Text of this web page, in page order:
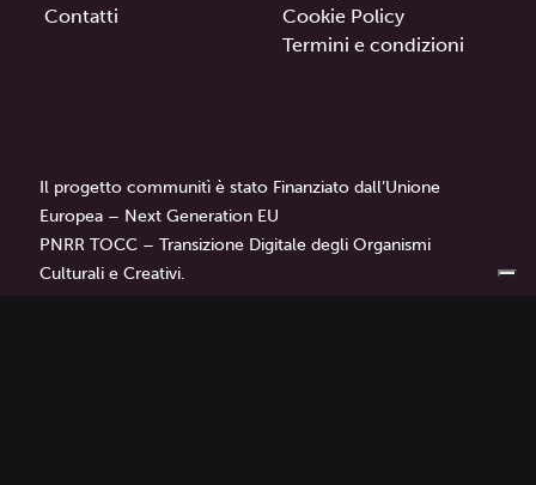
Contatti
Cookie Policy
Termini e condizioni
Il progetto communitì è stato Finanziato dall’Unione
Europea – Next Generation EU
PNRR TOCC – Transizione Digitale degli Organismi
Culturali e Creativi.